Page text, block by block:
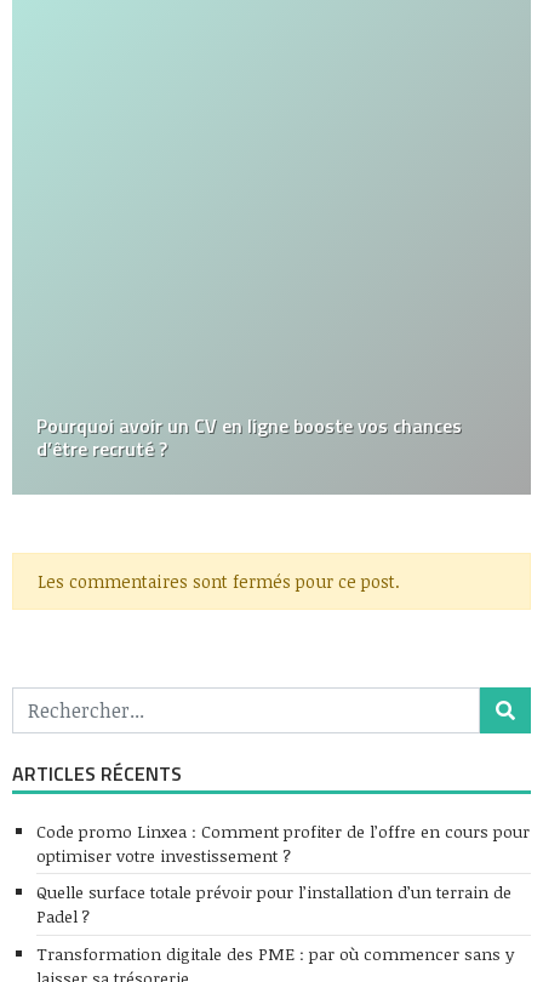
Pourquoi avoir un CV en ligne booste vos chances
d’être recruté ?
Les commentaires sont fermés pour ce post.
ARTICLES RÉCENTS
Code promo Linxea : Comment profiter de l’offre en cours pour
optimiser votre investissement ?
Quelle surface totale prévoir pour l’installation d’un terrain de
Padel ?
Transformation digitale des PME : par où commencer sans y